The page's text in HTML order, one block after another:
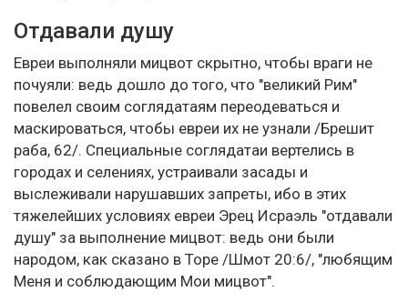
Отдавали душу
Евреи выполняли мицвот скрытно, чтобы враги не
почуяли: ведь дошло до того, что "великий Рим"
повелел своим соглядатаям переодеваться и
маскироваться, чтобы евреи их не узнали /Брешит
раба, 62/. Специальные соглядатаи вертелись в
городах и селениях, устраивали засады и
выслеживали нарушавших запреты, ибо в этих
тяжелейших условиях евреи Эрец Исраэль "отдавали
душу" за выполнение мицвот: ведь они были
народом, как сказано в Торе /Шмот 20:6/, "любящим
Меня и соблюдающим Мои мицвот".